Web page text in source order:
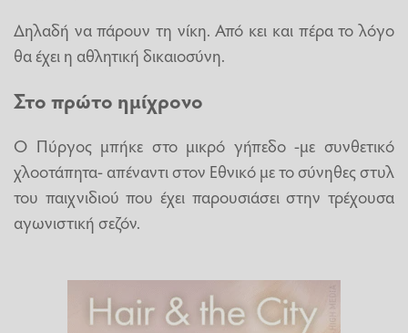
Δηλαδή να πάρουν τη νίκη. Από κει και πέρα το λόγο
θα έχει η αθλητική δικαιοσύνη.
Στο πρώτο ημίχρονο
Ο Πύργος μπήκε στο μικρό γήπεδο -με συνθετικό
χλοοτάπητα- απέναντι στον Εθνικό με το σύνηθες στυλ
του παιχνιδιού που έχει παρουσιάσει στην τρέχουσα
αγωνιστική σεζόν.